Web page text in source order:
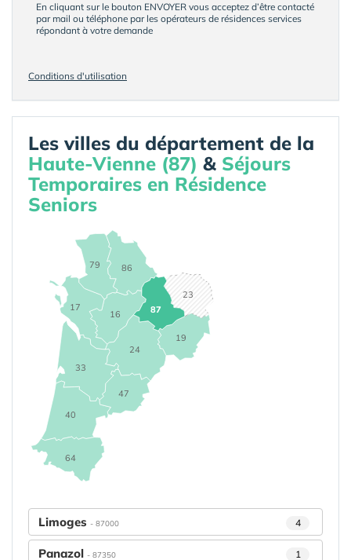
En cliquant sur le bouton ENVOYER vous acceptez d’être contacté
par mail ou téléphone par les opérateurs de résidences services
répondant à votre demande
Conditions d'utilisation
Les villes du département de la
Haute-Vienne (87) & Séjours
Temporaires en Résidence
Seniors
16
17
19
23
24
33
40
47
64
79 86
87
Limoges - 87000 4
Panazol - 87350 1